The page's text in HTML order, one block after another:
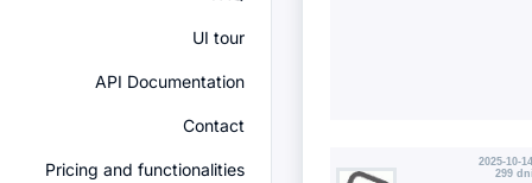
UI tour
API Documentation
Contact
Pricing and functionalities
2025-10-
299